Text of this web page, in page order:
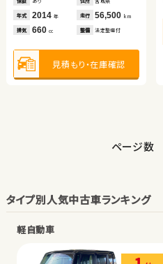
年式 2014 年 走行 56,500 km
排気 660 cc 整備 法定整備付
見積もり・在庫確認
見積もり・在庫確認
諸費用：13.0万円 （税込）
保証 あり 住所 埼玉県
排気 2,500cc 整備 法定整備付
ページ数
タイプ別人気中古車ランキング
軽自動車